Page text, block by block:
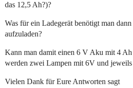
das 12,5 Ah?)?
Was für ein Ladegerät benötigt man
aufzuladen?
Kann man damit einen 6 V Aku mit 4 Ah
werden zwei Lampen mit 6V und
Vielen Dank für Eure Antworten sagt